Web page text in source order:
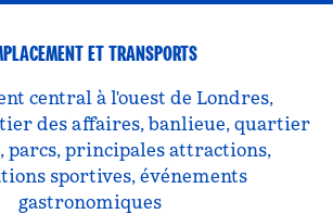
ET TRANSPORTS
central à l'ouest de Londres,
des affaires, banlieue, quartier
parcs, principales attractions,
sportives, événements
gastronomiques